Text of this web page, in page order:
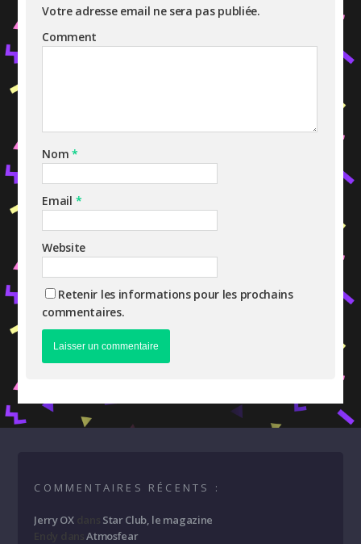
Votre adresse email ne sera pas publiée.
Comment
Nom*
Email *
Website
Retenir les informations pour les prochains
commentaires.
COMMENTAIRES RÉCENTS :
Jerry OXdans Star Club, le magazine
dansAtmosfear